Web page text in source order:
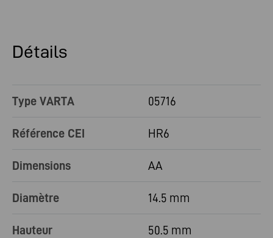
Détails
Type VARTA 05716
Référence CEI HR6
Dimensions AA
Diamètre 14.5 mm
Hauteur 50.5 mm